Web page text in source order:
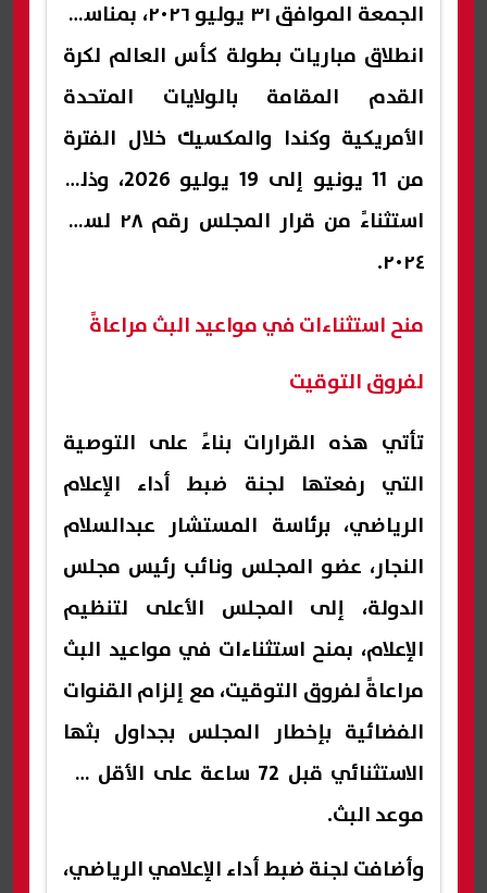
الجمعة الموافق ٣١ يوليو ٢٠٢٦، بمناسبة
انطلاق مباريات بطولة كأس العالم لكرة
القدم المقامة بالولايات المتحدة
الأمريكية وكندا والمكسيك خلال الفترة
من 11 يونيو إلى 19 يوليو 2026، وذلك
استثناءً من قرار المجلس رقم ٢٨ لسنة
٢٠٢٤.
منح استثناءات في مواعيد البث مراعاةً
لفروق التوقيت
تأتي هذه القرارات بناءً على التوصية
التي رفعتها لجنة ضبط أداء الإعلام
الرياضي، برئاسة المستشار عبدالسلام
النجار، عضو المجلس ونائب رئيس مجلس
الدولة، إلى المجلس الأعلى لتنظيم
الإعلام، بمنح استثناءات في مواعيد البث
مراعاةً لفروق التوقيت، مع إلزام القنوات
الفضائية بإخطار المجلس بجداول بثها
الاستثنائي قبل 72 ساعة على الأقل من
موعد البث.
وأضافت لجنة ضبط أداء الإعلامي الرياضي،